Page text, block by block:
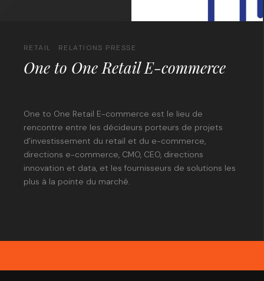
RETAIL · RELATIONS PRESSE
One to One Retail E-commerce
One to One Retail E-commerce est le lieu de
rencontre entre les décideurs porteurs de projets
d’investissement du retail et du e-commerce,
directions e-commerce, CMO, CEO, directions
innovation et data, et les fournisseurs de solutions les
plus à la pointe du marché.